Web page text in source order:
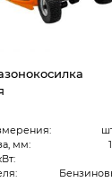
мм: